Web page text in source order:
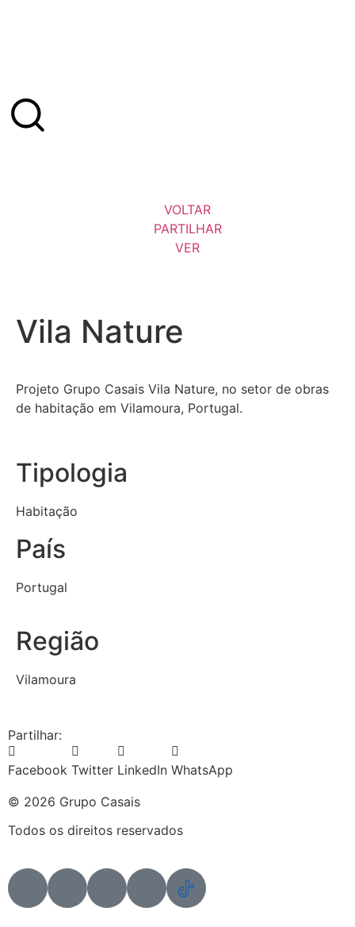
VOLTAR
PARTILHAR
VER
Vila Nature
Projeto Grupo Casais Vila Nature, no setor de obras
de habitação em Vilamoura, Portugal.
Tipologia
Habitação
País
Portugal
Região
Vilamoura
Partilhar:
Facebook Twitter LinkedIn WhatsApp
© 2026 Grupo Casais
Todos os direitos reservados